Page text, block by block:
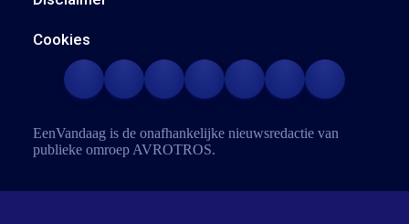
Cookies
EenVandaag is de onafhankelijke nieuwsredactie van
publieke omroep AVROTROS.